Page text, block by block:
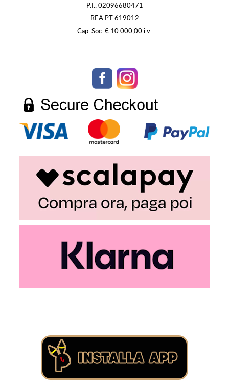
P.I.: 02096680471
REA PT 619012
Cap. Soc. € 10.000,00 i.v.